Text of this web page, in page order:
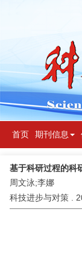
首页 期刊信息
基于科研过程的科
周文泳;李娜
科技进步与对策 .